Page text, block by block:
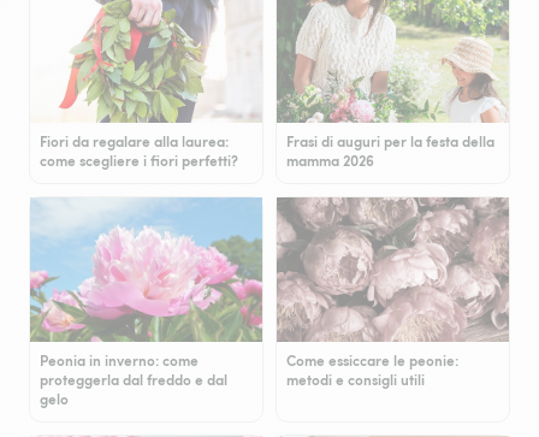
Fiori da regalare alla laurea:
come scegliere i fiori perfetti?
Frasi di auguri per la festa della
mamma 2026
Peonia in inverno: come
proteggerla dal freddo e dal
gelo
Come essiccare le peonie:
metodi e consigli utili